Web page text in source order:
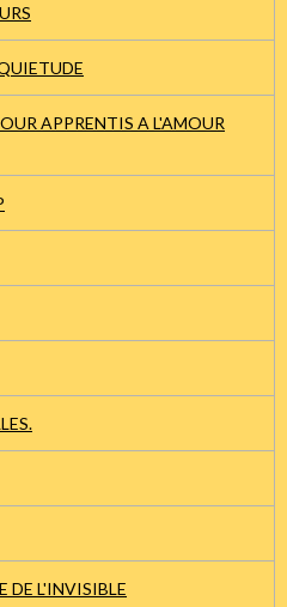
APPRENTIS A L'AMOUR
DE L'INVISIBLE